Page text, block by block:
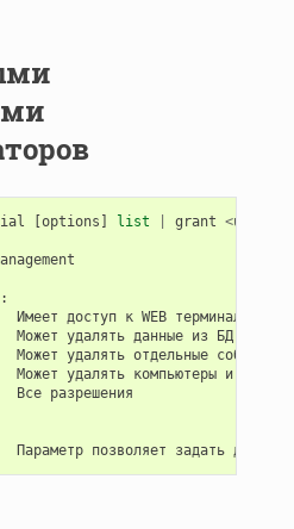
[options ] list grant <user
:
Имеет доступ к WEB терминалу
Может удалять данные из БД
Может удалять отдельные события
Может удалять компьютеры и
Все разрешения
Параметр позволяет задать